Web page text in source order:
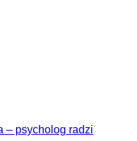
– psycholog radzi